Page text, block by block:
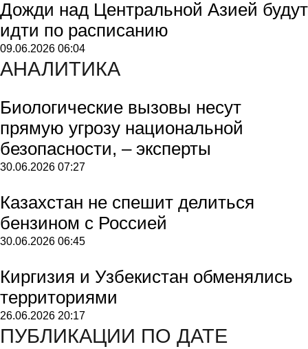
Дожди над Центральной Азией будут
идти по расписанию
09.06.2026 06:04
АНАЛИТИКА
Биологические вызовы несут
прямую угрозу национальной
безопасности, – эксперты
30.06.2026 07:27
Казахстан не спешит делиться
бензином с Россией
30.06.2026 06:45
Киргизия и Узбекистан обменялись
территориями
26.06.2026 20:17
ПУБЛИКАЦИИ ПО ДАТЕ